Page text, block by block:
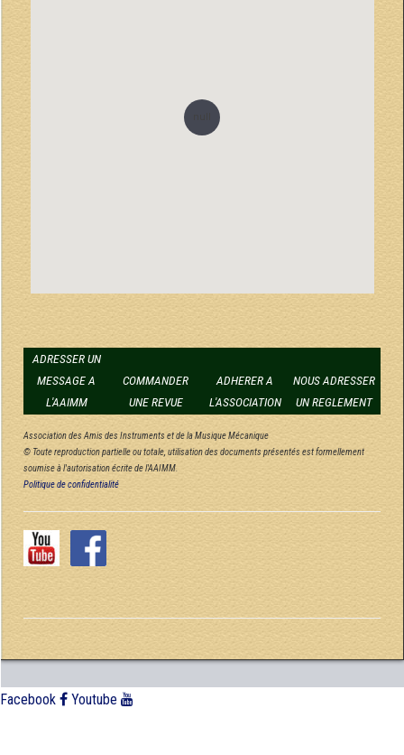
ADRESSER UN
MESSAGE A
L'AAIMM
COMMANDER
UNE REVUE
ADHERER A
L'ASSOCIATION
NOUS ADRESSER
UN REGLEMENT
Association des Amis des Instruments et de la Musique Mécanique
© Toute reproduction partielle ou totale, utilisation des documents présentés est formellement
soumise à l'autorisation écrite de l'AAIMM.
Politique de confidentialité
Facebook Youtube